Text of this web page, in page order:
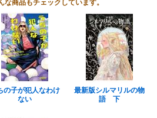
商品もチェックしています。
の子が犯人なわけ
ない
最新版シルマリルの物
語 下